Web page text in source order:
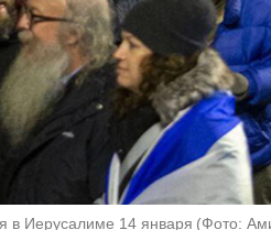
в Иерусалиме 14 января (Фото: